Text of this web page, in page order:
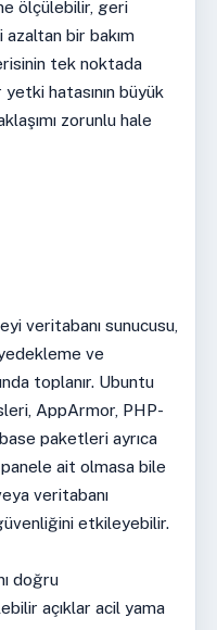
ölçülebilir, geri
bir bakım
tek noktada
hatasının büyük
zorunlu hale
veritabanı sunucusu,
ve
toplanır. Ubuntu
AppArmor, PHP-
paketleri ayrıca
ait olmasa bile
veritabanı
etkileyebilir.
doğru
açıklar acil yama